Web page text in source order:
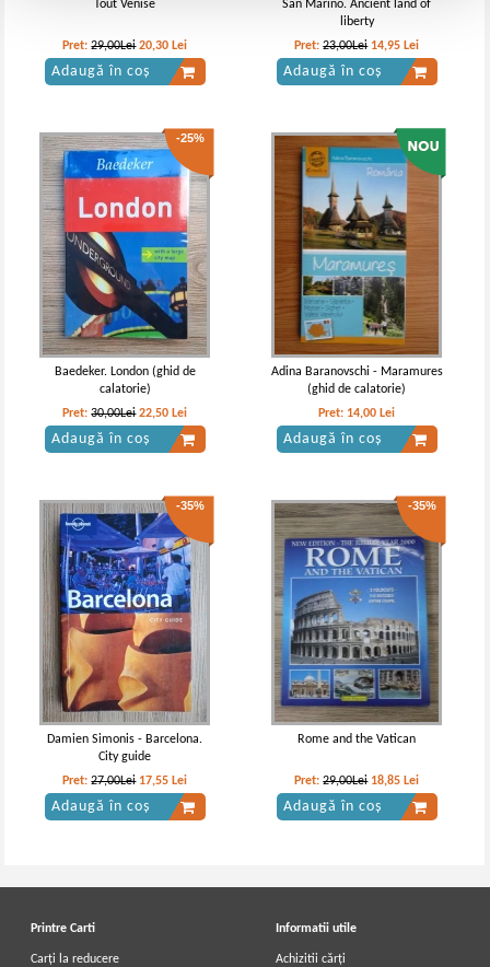
Tout Venise
Pret:29,00Lei 20,30 Lei
Adaugă în coș
San Marino. Ancient land of
liberty
Pret:23,00Lei 14,95 Lei
Adaugă în coș
-25%
Baedeker. London (ghid de
calatorie)
Pret:30,00Lei 22,50 Lei
Adaugă în coș
Adina Baranovschi - Maramures
(ghid de calatorie)
Pret: 14,00 Lei
Adaugă în coș
-35%
Damien Simonis - Barcelona.
City guide
Pret:27,00Lei 17,55 Lei
Adaugă în coș
-35%
Rome and the Vatican
Pret:29,00Lei 18,85 Lei
Adaugă în coș
Printre Carti
Carți la reducere
Informatii utile
Achizitii cărți